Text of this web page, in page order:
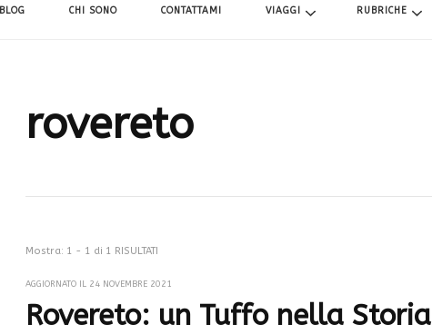
BLOG CHI SONO CONTATTAMI VIAGGI RUBRICHE
rovereto
Mostra: 1 - 1 di 1 RISULTATI
AGGIORNATO IL 24 NOVEMBRE 2021
Rovereto: un Tuffo nella Storia